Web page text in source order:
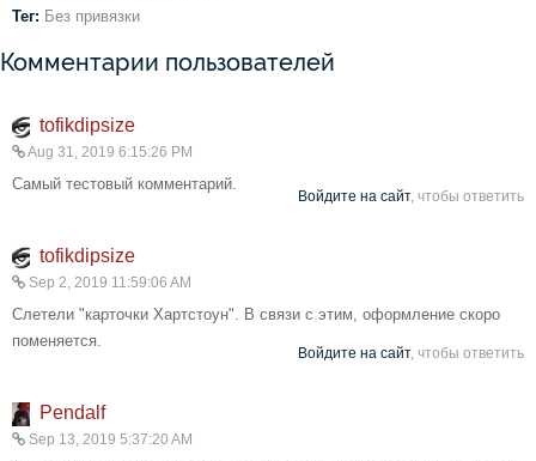
Тег: Без привязки
Комментарии пользователей
tofikdipsize
Aug 31, 2019 6:15:26 PM
Самый тестовый комментарий.
Войдите на сайт, чтобы ответить
tofikdipsize
Sep 2, 2019 11:59:06 AM
Слетели "карточки Хартстоун". В связи с этим, оформление скоро
поменяется.
Войдите на сайт, чтобы ответить
Pendalf
Sep 13, 2019 5:37:20 AM